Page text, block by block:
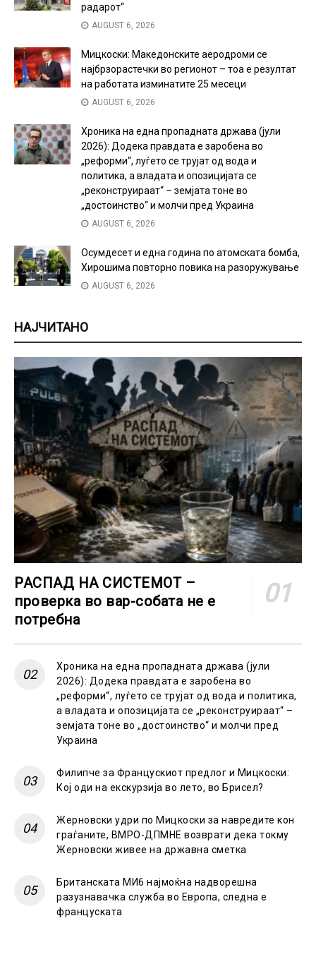
радарот“
AUGUST 6, 2026
Мицкоски: Македонските аеродроми се
најбрзорастечки во регионот – тоа е резултат
на работата изминатите 25 месеци
AUGUST 6, 2026
Хроника на една пропадната држава (јули
2026): Додека правдата е заробена во
„реформи“, луѓето се трујат од вода и
политика, а владата и опозицијата се
„реконструираат“ – земјата тоне во
„достоинство“ и молчи пред Украина
AUGUST 6, 2026
Осумдесет и една година по атомската бомба,
Хирошима повторно повика на разоружување
AUGUST 6, 2026
НАЈЧИТАНО
РАСПАД НА СИСТЕМОТ –
проверка во вар-собата не е
потребна
Хроника на една пропадната држава (јули
2026): Додека правдата е заробена во
„реформи“, луѓето се трујат од вода и политика,
а владата и опозицијата се „реконструираат“ –
земјата тоне во „достоинство“ и молчи пред
Украина
Филипче за Францускиот предлог и Мицкоски:
Кој оди на екскурзија во лето, во Брисел?
Жерновски удри по Мицкоски за навредите кон
граѓаните, ВМРО-ДПМНЕ возврати дека токму
Жерновски живее на државна сметка
Британската МИ6 најмоќна надворешна
разузнавачка служба во Европа, следна е
француската